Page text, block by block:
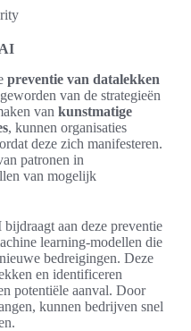
preventie van datalekken
van de strategieën
van kunstmatige
, kunnen organisaties
deze zich manifesteren.
patronen in
van mogelijk
aan deze preventie
learning-modellen die
bedreigingen. Deze
en identificeren
potentiële aanval. Door
kunnen bedrijven snel